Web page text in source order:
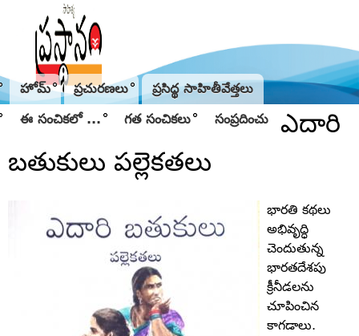
హోమ్ ప్రచురణలు ప్రసిద్థ సాహితీవేత్తలు
ఈ సంచికలో ... గత సంచికలు సంప్రదించు
ఎదారి
బతుకులు పల్లెకతలు
భారతి కథలు
అభివృద్ధి
చెందుతున్న
భారతదేశపు
క్రీనీడలను
చూపించిన
కాగడాలు.